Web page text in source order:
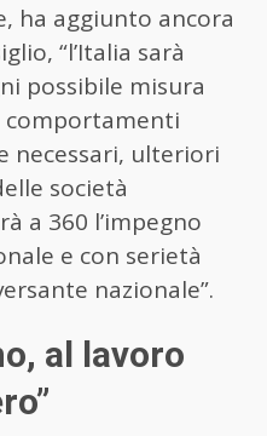
ha aggiunto ancora
“l’Italia sarà
possibile misura
comportamenti
necessari, ulteriori
società
a 360 l’impegno
e con serietà
nazionale”.
al lavoro